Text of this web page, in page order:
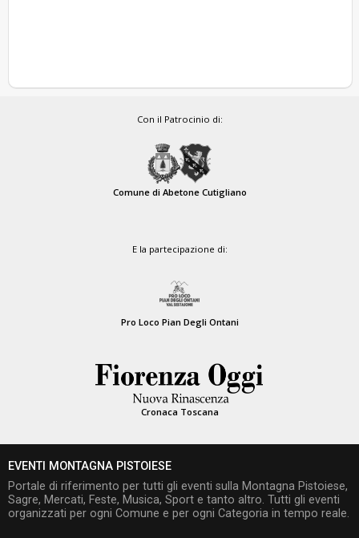
Con il Patrocinio di:
Comune di Abetone Cutigliano
E la partecipazione di:
Pro Loco Pian Degli Ontani
Cronaca Toscana
EVENTI MONTAGNA PISTOIESE
Portale di riferimento per tutti gli eventi sulla Montagna Pistoiese,
Sagre, Mercati, Feste, Musica, Sport e tanto altro. Tutti gli eventi
organizzati per ogni Comune e per ogni Categoria in tempo reale.